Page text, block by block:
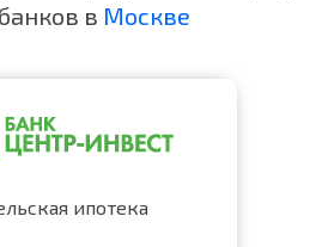
в Москве
ипотека